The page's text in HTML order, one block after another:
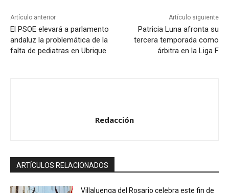
r
d
e
a
Artículo anterior
El PSOE elevará a parlamento
andaluz la problemática de la
falta de pediatras en Ubrique
Artículo siguiente
Patricia Luna afronta su
tercera temporada como
árbitra en la Liga F
Redacción
ARTÍCULOS RELACIONADOS
Villaluenga del Rosario celebra este fin de